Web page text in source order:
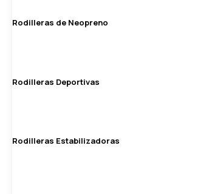
Rodilleras de Neopreno
Rodilleras Deportivas
Rodilleras Estabilizadoras